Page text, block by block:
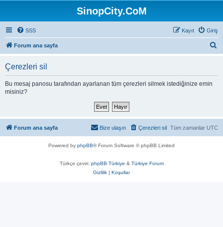
SinopCity.CoM
SSS Giriş
Kayıt
Forum ana sayfa
Çerezleri sil
Bu mesaj panosu tarafından ayarlanan tüm çerezleri silmek istediğinize emin
misiniz?
Forum ana sayfa Tüm zamanlar UTC
Çerezleri sil
Bize ulaşın
Powered by phpBB® Forum Software © phpBB Limited
Türkçe çeviri: phpBB Türkiye & Türkiye Forum
Gizlilik | Koşullar